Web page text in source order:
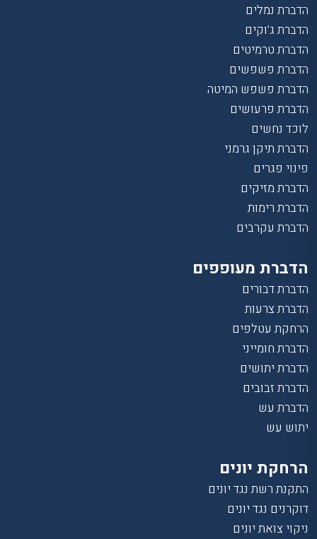
הדברת נמלים
הדברת ג’וקים
הדברת טרמיטים
הדברת פשפשים
הדברת פשפש המיטה
הדברת פרעושים
לוכד נחשים
הדברת תיקן גרמני
פינוי פגרים
הדברת מזיקים
הדברת רימות
הדברת עקרבים
הדברת מעופפים
הדברת דבורים
הדברת צרעות
הרחקת עטלפים
הדברת חומייני
הדברת יתושים
הדברת זבובים
הדברת עש
יתוש עש
הרחקת יונים
התקנת רשת נגד יונים
דוקרנים נגד יונים
ניקוי צואת יונים